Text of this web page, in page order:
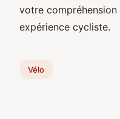
votre
expérience cycliste.
Vélo